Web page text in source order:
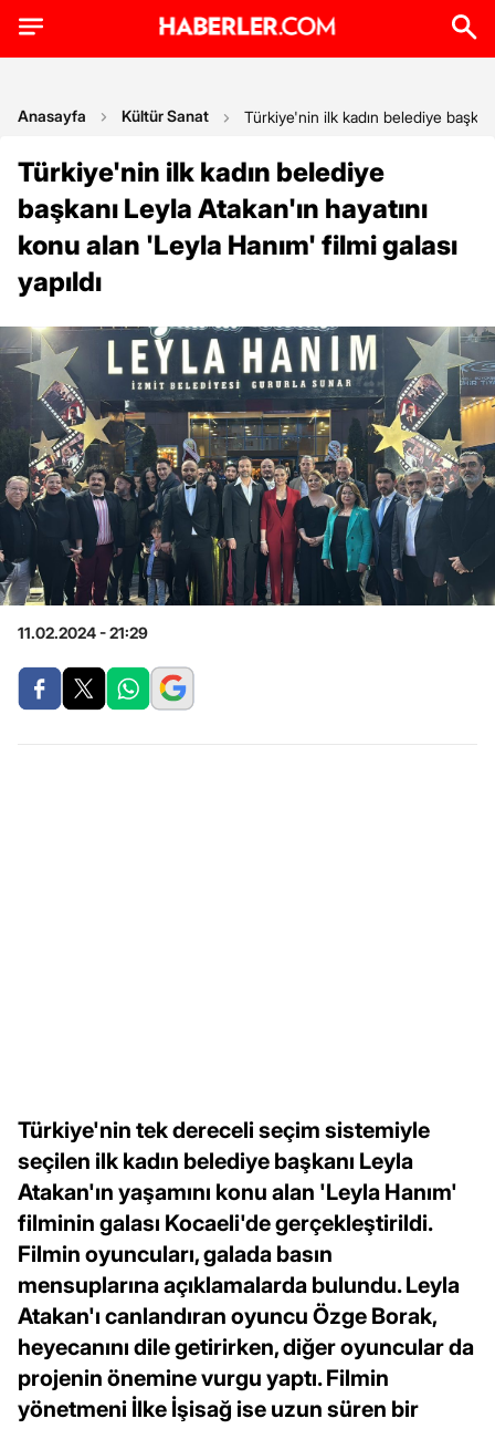
Anasayfa Kültür Sanat Türkiye'nin ilk kadın belediye
Türkiye'nin ilk kadın belediye
başkanı Leyla Atakan'ın hayatını
konu alan 'Leyla Hanım' filmi galası
yapıldı
11.02.2024 - 21:29
Türkiye'nin tek dereceli seçim sistemiyle
seçilen ilk kadın belediye başkanı Leyla
Atakan'ın yaşamını konu alan 'Leyla Hanım'
filminin galası Kocaeli'de gerçekleştirildi.
Filmin oyuncuları, galada basın
mensuplarına açıklamalarda bulundu. Leyla
Atakan'ı canlandıran oyuncu Özge Borak,
heyecanını dile getirirken, diğer oyuncular da
projenin önemine vurgu yaptı. Filmin
yönetmeni İlke İşisağ ise uzun süren bir